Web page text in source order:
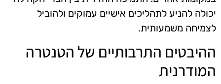
יכולה להניע לתהליכים אישיים עמוקים ולהוביל
לצמיחה משמעותית.
ההיבטים התרבותיים של הטנטרה
המודרנית